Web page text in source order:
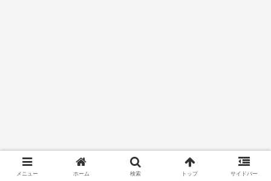
メニュー ホーム 検索 トップ サイドバー